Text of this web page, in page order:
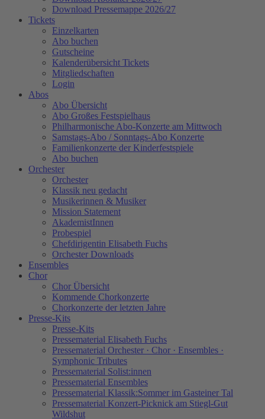
Download Pressemappe 2026/27
Tickets
Einzelkarten
Abo buchen
Gutscheine
Kalenderübersicht Tickets
Mitgliedschaften
Login
Abos
Abo Übersicht
Abo Großes Festspielhaus
Philharmonische Abo-Konzerte am Mittwoch
Samstags-Abo / Sonntags-Abo Konzerte
Familienkonzerte der Kinderfestspiele
Abo buchen
Orchester
Orchester
Klassik neu gedacht
Musikerinnen & Musiker
Mission Statement
AkademistInnen
Probespiel
Chefdirigentin Elisabeth Fuchs
Orchester Downloads
Ensembles
Chor
Chor Übersicht
Kommende Chorkonzerte
Chorkonzerte der letzten Jahre
Presse-Kits
Presse-Kits
Pressematerial Elisabeth Fuchs
Pressematerial Orchester · Chor · Ensembles ·
Symphonic Tributes
Pressematerial Solist:innen
Pressematerial Ensembles
Pressematerial Klassik:Sommer im Gasteiner Tal
Pressematerial Konzert-Picknick am Stiegl-Gut
Wildshut